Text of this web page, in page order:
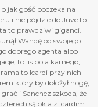
jak gość poczeka na
i nie pójdzie do Juve to
to prawdziwi giganci.
Wandę od swojego
dobrego agenta albo
to lis pola karnego,
to Icardi przy nich
który by dołożył nogę,
i Sanchez szkoda, że
są ok a z Icardim